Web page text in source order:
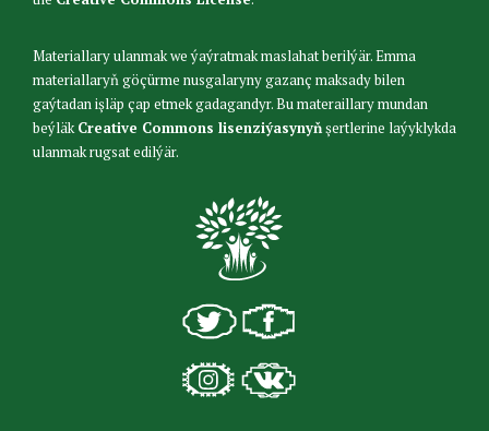
Materiallary ulanmak we ýaýratmak maslahat berilýär. Emma
materiallaryň göçürme nusgalaryny gazanç maksady bilen
gaýtadan işläp çap etmek gadagandyr. Bu materaillary mundan
beýläkCreative Commons lisenziýasynyňşertlerine laýyklykda
ulanmak rugsat edilýär.